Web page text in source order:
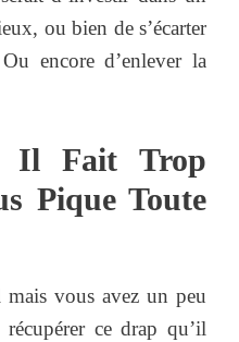
ou bien de s’écarter
encore d’enlever la
Il Fait Trop
Pique Toute
vous avez un peu
ce drap qu’il